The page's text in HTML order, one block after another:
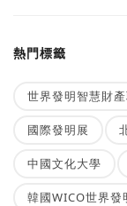
熱門標籤
世界發明智慧財
國際發明展
中國文化大學
韓國WICO世界發